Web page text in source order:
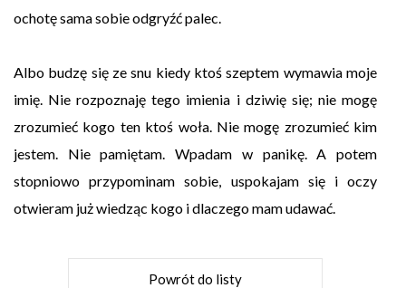
ochotę sama sobie odgryźć palec.
Albo budzę się ze snu kiedy ktoś szeptem wymawia moje
imię. Nie rozpoznaję tego imienia i dziwię się; nie mogę
zrozumieć kogo ten ktoś woła. Nie mogę zrozumieć kim
jestem. Nie pamiętam. Wpadam w panikę. A potem
stopniowo przypominam sobie, uspokajam się i oczy
otwieram już wiedząc kogo i dlaczego mam udawać.
Powrót do listy